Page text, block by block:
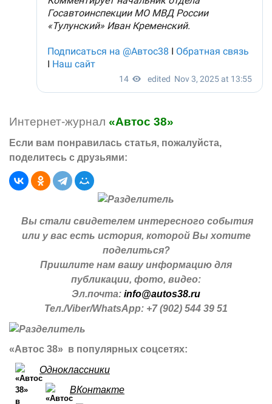
Интернет-журнал «Автос 38»
Если вам понравилась статья, пожалуйста,
поделитесь с друзьями:
Вы стали свидетелем интересного события
или у вас есть история, которой Вы хотите
поделиться?
Пришлите нам вашу информацию для
публикации, фото, видео:
Эл.почта: info@autos38.ru
Тел./Viber/WhatsApp: +7 (902) 544 39 51
«Автос 38» в популярных соцсетях:
Одноклассники
ВКонтакте